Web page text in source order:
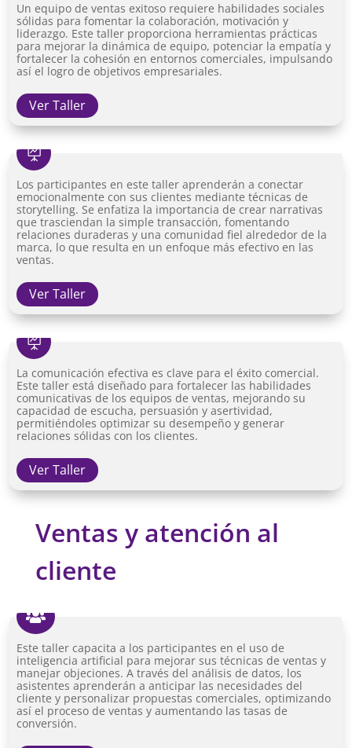
Un equipo de ventas exitoso requiere habilidades sociales
sólidas para fomentar la colaboración, motivación y
liderazgo. Este taller proporciona herramientas prácticas
para mejorar la dinámica de equipo, potenciar la empatía y
fortalecer la cohesión en entornos comerciales, impulsando
así el logro de objetivos empresariales.
Ver Taller

Los participantes en este taller aprenderán a conectar
emocionalmente con sus clientes mediante técnicas de
storytelling. Se enfatiza la importancia de crear narrativas
que trasciendan la simple transacción, fomentando
relaciones duraderas y una comunidad fiel alrededor de la
marca, lo que resulta en un enfoque más efectivo en las
ventas.
Ver Taller

La comunicación efectiva es clave para el éxito comercial.
Este taller está diseñado para fortalecer las habilidades
comunicativas de los equipos de ventas, mejorando su
capacidad de escucha, persuasión y asertividad,
permitiéndoles optimizar su desempeño y generar
relaciones sólidas con los clientes.
Ver Taller
Ventas y atención al
cliente

Este taller capacita a los participantes en el uso de
inteligencia artificial para mejorar sus técnicas de ventas y
manejar objeciones. A través del análisis de datos, los
asistentes aprenderán a anticipar las necesidades del
cliente y personalizar propuestas comerciales, optimizando
así el proceso de ventas y aumentando las tasas de
conversión.